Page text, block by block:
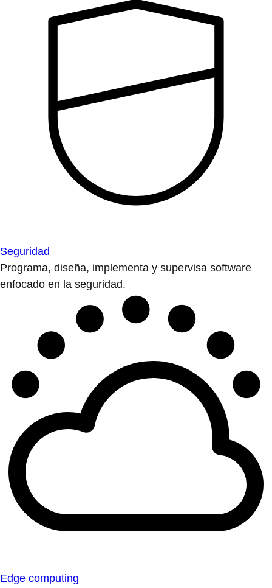
Seguridad
Programa, diseña, implementa y supervisa software
enfocado en la seguridad.
Edge computing